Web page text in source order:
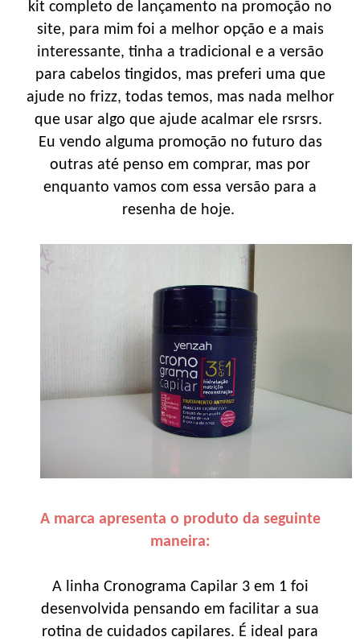
kit completo de lançamento na promoção no
site, para mim foi a melhor opção e a mais
interessante, tinha a tradicional e a versão
para cabelos tingidos, mas preferi uma que
ajude no frizz, todas temos, mas nada melhor
que usar algo que ajude acalmar ele rsrsrs.
Eu vendo alguma promoção no futuro das
outras até penso em comprar, mas por
enquanto vamos com essa versão para a
resenha de hoje.
A marca apresenta o produto da seguinte
maneira:
A linha Cronograma Capilar 3 em 1 foi
desenvolvida pensando em facilitar a sua
rotina de cuidados capilares. É ideal para